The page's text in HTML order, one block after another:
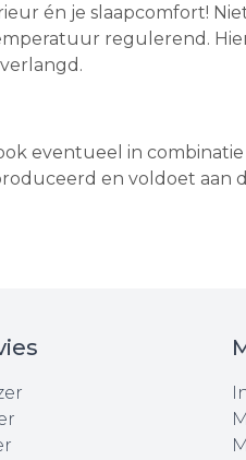
én je slaapcomfort!
regulerend.
eventueel in
en voldoet aan